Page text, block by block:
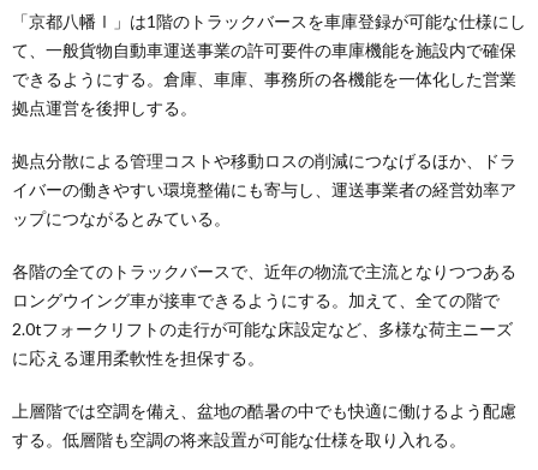
「京都八幡Ⅰ」は1階のトラックバースを車庫登録が可能な仕様にし
て、一般貨物自動車運送事業の許可要件の車庫機能を施設内で確保
できるようにする。倉庫、車庫、事務所の各機能を一体化した営業
拠点運営を後押しする。
拠点分散による管理コストや移動ロスの削減につなげるほか、ドラ
イバーの働きやすい環境整備にも寄与し、運送事業者の経営効率ア
ップにつながるとみている。
各階の全てのトラックバースで、近年の物流で主流となりつつある
ロングウイング車が接車できるようにする。加えて、全ての階で
2.0tフォークリフトの走行が可能な床設定など、多様な荷主ニーズ
に応える運用柔軟性を担保する。
上層階では空調を備え、盆地の酷暑の中でも快適に働けるよう配慮
する。低層階も空調の将来設置が可能な仕様を取り入れる。